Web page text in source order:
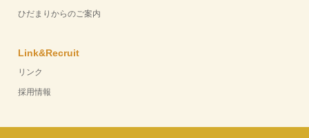
ひだまりからのご案内
Link&Recruit
リンク
採用情報